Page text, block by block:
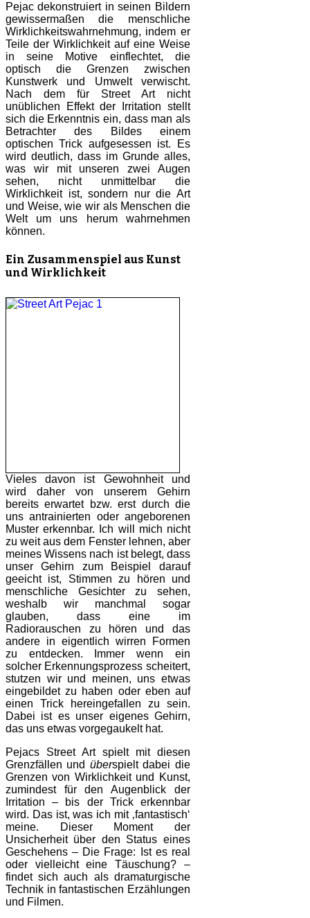
Pejac dekonstruiert in seinen Bildern
gewissermaßen die menschliche
Wirklichkeitswahrnehmung, indem er
Teile der Wirklichkeit auf eine Weise
in seine Motive einflechtet, die
optisch die Grenzen zwischen
Kunstwerk und Umwelt verwischt.
Nach dem für Street Art nicht
unüblichen Effekt der Irritation stellt
sich die Erkenntnis ein, dass man als
Betrachter des Bildes einem
optischen Trick aufgesessen ist. Es
wird deutlich, dass im Grunde alles,
was wir mit unseren zwei Augen
sehen, nicht unmittelbar die
Wirklichkeit ist, sondern nur die Art
und Weise, wie wir als Menschen die
Welt um uns herum wahrnehmen
können.
Ein Zusammenspiel aus Kunst
und Wirklichkeit
Vieles davon ist Gewohnheit und
wird daher von unserem Gehirn
bereits erwartet bzw. erst durch die
uns antrainierten oder angeborenen
Muster erkennbar. Ich will mich nicht
zu weit aus dem Fenster lehnen, aber
meines Wissens nach ist belegt, dass
unser Gehirn zum Beispiel darauf
geeicht ist, Stimmen zu hören und
menschliche Gesichter zu sehen,
weshalb wir manchmal sogar
glauben, dass eine im
Radiorauschen zu hören und das
andere in eigentlich wirren Formen
zu entdecken. Immer wenn ein
solcher Erkennungsprozess scheitert,
stutzen wir und meinen, uns etwas
eingebildet zu haben oder eben auf
einen Trick hereingefallen zu sein.
Dabei ist es unser eigenes Gehirn,
das uns etwas vorgegaukelt hat.
Pejacs Street Art spielt mit diesen
Grenzfällen und überspielt dabei die
Grenzen von Wirklichkeit und Kunst,
zumindest für den Augenblick der
Irritation – bis der Trick erkennbar
wird. Das ist, was ich mit ‚fantastisch‘
meine. Dieser Moment der
Unsicherheit über den Status eines
Geschehens – Die Frage: Ist es real
oder vielleicht eine Täuschung? –
findet sich auch als dramaturgische
Technik in fantastischen Erzählungen
und Filmen.